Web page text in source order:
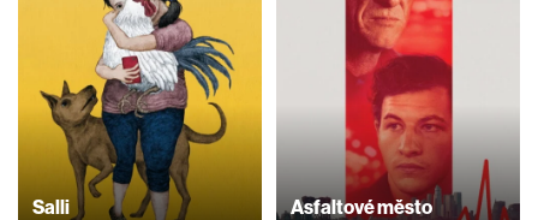
Salli Asfaltové město